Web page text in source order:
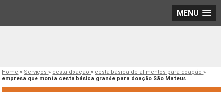
MENU
Home » Serviços» cesta doação» cesta básica de alimentos para doação»
empresa que monta cesta básica grande para doação São Mateus